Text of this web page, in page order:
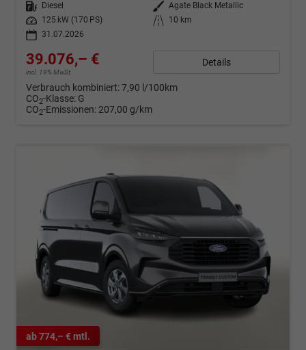
Kraftstoff
Diesel Außenfarbe Agate Black Metallic
Leistung
125 kW (170 PS) Kilometerstand
10 km
31.07.2026
39.076,– €
incl. 19% MwSt.
Details
Verbrauch kombiniert:7,90 l/100km
CO2-Klasse: G
CO2-Emissionen: 207,00 g/km
ab 774,– € mtl.